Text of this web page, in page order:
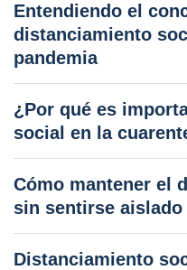
Entendiendo el
distanciamiento
pandemia
¿Por qué es
social en la
Cómo mantener el
sin sentirse aislado
Distanciamiento